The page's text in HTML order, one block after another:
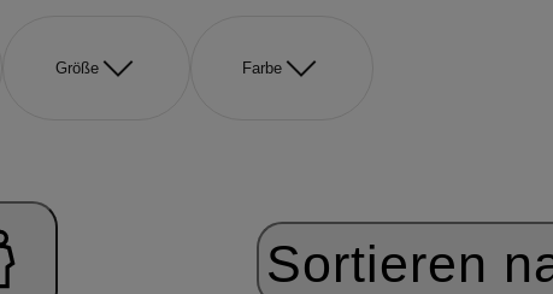
Größe Farbe
Sortieren